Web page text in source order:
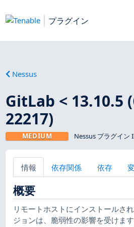
プラグイン
Nessus
GitLab < 13.10.5
22217)
MEDIUM Nessus プラグイン
情報 依存関係 依存
概要
リモートホストにインストールさ
ジョンは、脆弱性の影響を受けます